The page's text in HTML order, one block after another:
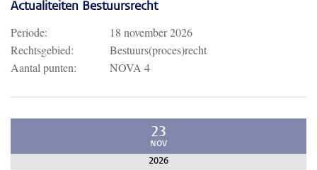
Actualiteiten Bestuursrecht
Periode:
18 november 2026
Rechtsgebied:
Bestuurs(proces)recht
Aantal punten:
NOVA 4
23
NOV
2026